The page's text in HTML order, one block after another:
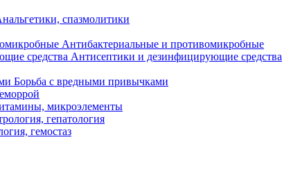
спазмолитики
Антибактериальные и противомикробные
Антисептики и дезинфицирующие средства
Борьба с вредными привычками
микроэлементы
гепатология
гемостаз